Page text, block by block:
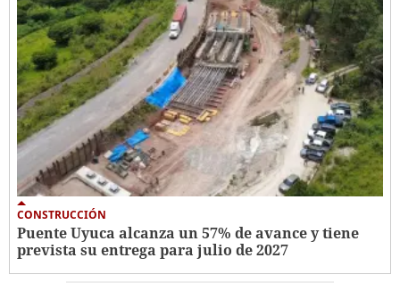
CONSTRUCCIÓN
Puente Uyuca alcanza un 57% de avance y tiene
prevista su entrega para julio de 2027